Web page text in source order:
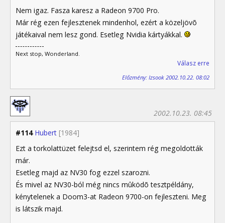
Nem igaz. Fasza karesz a Radeon 9700 Pro.
Már rég ezen fejlesztenek mindenhol, ezért a közeljövõ
játékaival nem lesz gond. Esetleg Nvidia kártyákkal.
Next stop, Wonderland.
Válasz erre
Előzmény: Izsook 2002.10.22. 08:02
#114 Hubert [1984]
2002.10.23. 08:45
Ezt a torkolattüzet felejtsd el, szerintem rég megoldották
már.
Esetleg majd az NV30 fog ezzel szarozni.
És mivel az NV30-ból még nincs mûködõ tesztpéldány,
kénytelenek a Doom3-at Radeon 9700-on fejleszteni. Meg
is látszik majd.